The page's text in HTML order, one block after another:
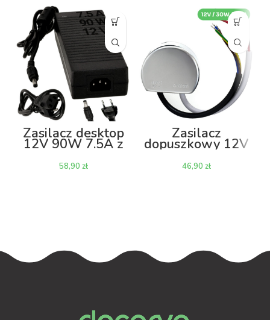
Zasilacz desktop
12V 90W 7.5A z
zł
Zasilacz
dopuszkowy 12V
30W 2.5A
zł